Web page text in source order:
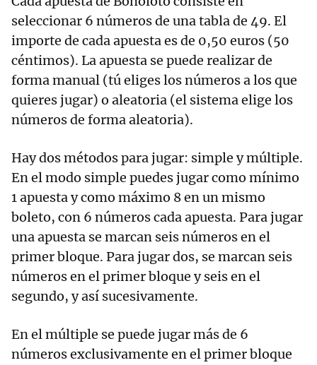
seleccionar 6 números de una tabla de 49. El
importe de cada apuesta es de 0,50 euros (50
céntimos). La apuesta se puede realizar de
forma manual (tú eliges los números a los que
quieres jugar) o aleatoria (el sistema elige los
números de forma aleatoria).
Hay dos métodos para jugar: simple y múltiple.
En el modo simple puedes jugar como mínimo
1 apuesta y como máximo 8 en un mismo
boleto, con 6 números cada apuesta. Para jugar
una apuesta se marcan seis números en el
primer bloque. Para jugar dos, se marcan seis
números en el primer bloque y seis en el
segundo, y así sucesivamente.
En el múltiple se puede jugar más de 6
números exclusivamente en el primer bloque